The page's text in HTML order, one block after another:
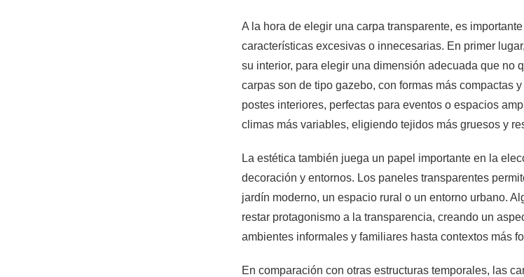
A la hora de elegir una carpa transparente, es
características excesivas o innecesarias. En primer
su interior, para elegir una dimensión adecuada que no
carpas son de tipo gazebo, con formas más compactas
postes interiores, perfectas para eventos o espacios
climas más variables, eligiendo tejidos más gruesos y
La estética también juega un papel importante en la
decoración y entornos. Los paneles transparentes
jardín moderno, un espacio rural o un entorno urbano.
restar protagonismo a la transparencia, creando un
ambientes informales y familiares hasta contextos más
En comparación con otras estructuras temporales, las